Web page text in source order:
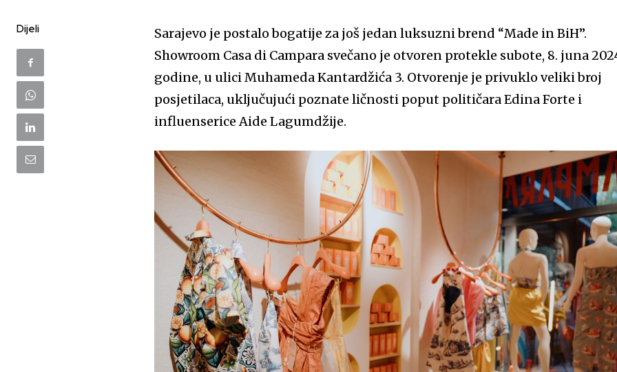
Dijeli
Sarajevo je postalo bogatije za još jedan luksuzni brend “Made in BiH”.
Showroom Casa di Campara svečano je otvoren protekle subote, 8. juna
godine, u ulici Muhameda Kantardžića 3. Otvorenje je privuklo veliki broj
posjetilaca, uključujući poznate ličnosti poput političara Edina Forte i
influenserice Aide Lagumdžije.